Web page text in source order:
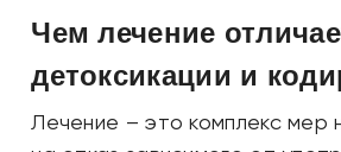
Чем лечение
детоксикации и
Лечение – это комплекс мер